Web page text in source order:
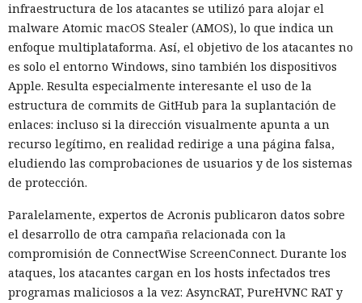
infraestructura de los atacantes se utilizó para alojar el
malware Atomic macOS Stealer (AMOS), lo que indica un
enfoque multiplataforma. Así, el objetivo de los atacantes no
es solo el entorno Windows, sino también los dispositivos
Apple. Resulta especialmente interesante el uso de la
estructura de commits de GitHub para la suplantación de
enlaces: incluso si la dirección visualmente apunta a un
recurso legítimo, en realidad redirige a una página falsa,
eludiendo las comprobaciones de usuarios y de los sistemas
de protección.
Paralelamente, expertos de Acronis publicaron datos sobre
el desarrollo de otra campaña relacionada con la
compromisión de ConnectWise ScreenConnect. Durante los
ataques, los atacantes cargan en los hosts infectados tres
programas maliciosos a la vez: AsyncRAT, PureHVNC RAT y